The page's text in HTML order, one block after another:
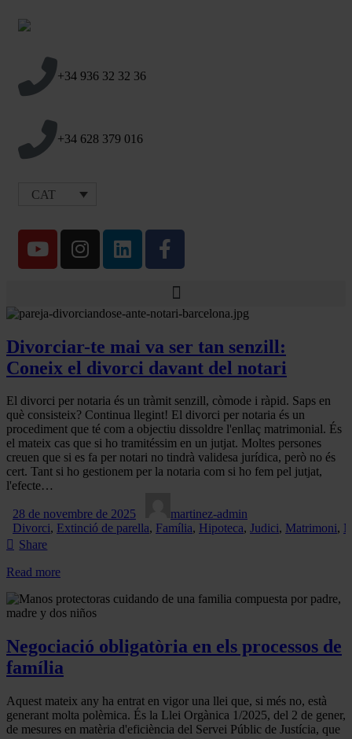
+34 936 32 32 36
+34 628 379 016
CAT
Divorciar-te mai va ser tan senzill:
Coneix el divorci davant del notari
El divorci per notaria és un tràmit senzill, còmode i ràpid. Saps en
què consisteix? Continua llegint! El divorci per notaria és un
procediment que té com a objectiu dissoldre l'enllaç matrimonial. És
el mateix cas que si ho tramitéssim en un jutjat. Moltes persones
creuen que si es fa per notari no tindrà validesa jurídica, però no és
cert. Tant si ho gestionem per la notaria com si ho fem pel jutjat,
l'efecte…
28 de novembre de 2025
martinez-admin
Divorci, Extinció de parella, Família, Hipoteca, Judici, Matrimoni,
Share
Read more
Negociació obligatòria en els processos de
família
Aquest mateix any ha entrat en vigor una llei que, si més no, està
generant molta polèmica. És la Llei Orgànica 1/2025, del 2 de gener,
de mesures en matèria d'eficiència del Servei Públic de Justícia, que